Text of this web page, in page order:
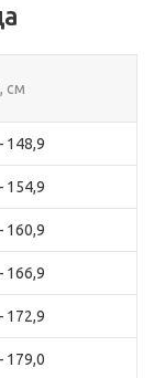
см
148,9
154,9
160,9
166,9
172,9
179,0